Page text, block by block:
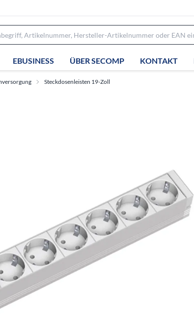
EBUSINESS ÜBER SECOMP KONTAKT
Steckdosenleisten 19-Zoll